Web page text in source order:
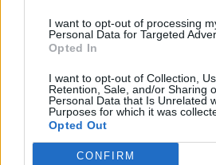
I want to opt-out of processing
Personal Data for Targeted
Opted In
I want to opt-out of Collection,
Retention, Sale, and/or Sharing
Personal Data that Is Unrelated
Purposes for which it was
Opted Out
CONFIRM
Előfizetés
MÁR ELŐFIZETŐNK VAGY?